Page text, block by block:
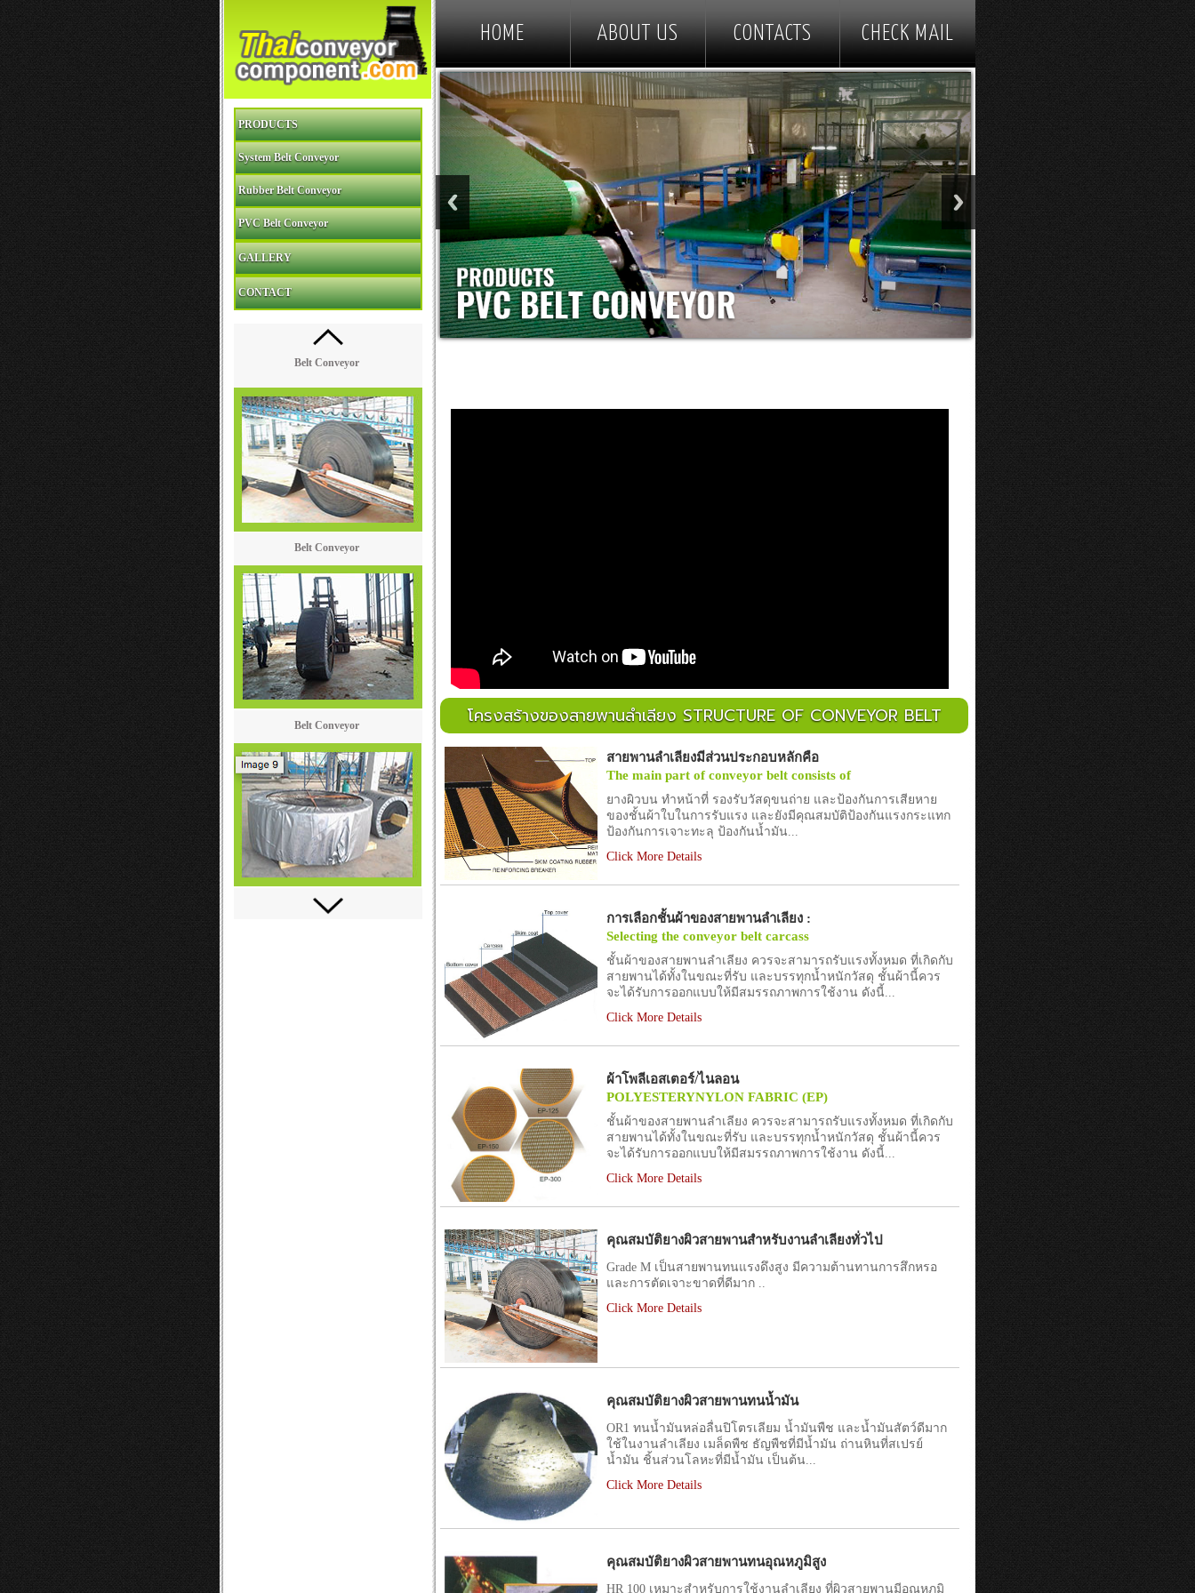
PRODUCTS
System Belt Conveyor
Rubber Belt Conveyor
PVC Belt Conveyor
GALLERY
CONTACT
Belt Conveyor
Belt Conveyor
Belt Conveyor
HOME ABOUT US CONTACTS CHECK MAIL
โครงสร้างของสายพานลำเลียง STRUCTURE OF CONVEYOR BELT
สายพานลำเลียงมีส่วนประกอบหลักคือ
The main part of conveyor belt consists of
ยางผิวบน ทำหน้าที่ รองรับวัสดุขนถ่าย และป้องกันการเสียหาย
ของชั้นผ้าใบในการรับแรง และยังมีคุณสมบัติป้องกันแรงกระแทก
ป้องกันการเจาะทะลุ ป้องกันน้ำมัน...
Click More Details
การเลือกชั้นผ้าของสายพานลำเลียง :
Selecting the conveyor belt carcass
ชั้นผ้าของสายพานลำเลียง ควรจะสามารถรับแรงทั้งหมด ที่เกิดกับ
สายพานได้ทั้งในขณะที่รับ และบรรทุกน้ำหนักวัสดุ ชั้นผ้านี้ควร
จะได้รับการออกแบบให้มีสมรรถภาพการใช้งาน ดังนี้...
Click More Details
ผ้าโพลีเอสเตอร์/ไนลอน
POLYESTERYNYLON FABRIC (EP)
ชั้นผ้าของสายพานลำเลียง ควรจะสามารถรับแรงทั้งหมด ที่เกิดกับ
สายพานได้ทั้งในขณะที่รับ และบรรทุกน้ำหนักวัสดุ ชั้นผ้านี้ควร
จะได้รับการออกแบบให้มีสมรรถภาพการใช้งาน ดังนี้...
Click More Details
คุณสมบัติยางผิวสายพานสำหรับงานลำเลียงทั่วไป
Grade M เป็นสายพานทนแรงดึงสูง มีความต้านทานการสึกหรอ
และการตัดเจาะขาดที่ดีมาก ..
Click More Details
คุณสมบัติยางผิวสายพานทนน้ำมัน
OR1 ทนน้ำมันหล่อลื่นปิโตรเลียม น้ำมันพืช และน้ำมันสัตว์ดีมาก
ใช้ในงานลำเลียง เมล็ดพืช ธัญพืชที่มีน้ำมัน ถ่านหินที่สเปรย์
น้ำมัน ชิ้นส่วนโลหะที่มีน้ำมัน เป็นต้น...
Click More Details
คุณสมบัติยางผิวสายพานทนอุณหภูมิสูง
HR 100 เหมาะสำหรับการใช้งานลำเลียง ที่ผิวสายพานมีอุณหภูมิ